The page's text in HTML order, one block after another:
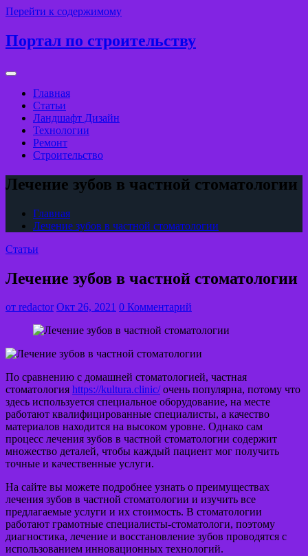
Перейти к содержимому
Портал по строительству
Главная
Статьи
Ландшафт Дизайн
Технологии
Ремонт
Строительство
Лечение зубов в частной стоматологии
Главная
Лечение зубов в частной стоматологии
Статьи
Лечение зубов в частной стоматологии
от redactor Окт 26, 2021 0 Комментарий
По сравнению с домашней стоматологией, частная
стоматология https://kultura.clinic/очень популярна, потому что
здесь используется специальное оборудование, на месте
работают квалифицированные специалисты, а качество
материалов находится на высоком уровне. Однако сам
процесс лечения зубов в частной стоматологии содержит
множество деталей, чтобы каждый пациент мог получить
точные и качественные услуги.
На сайте вы можете подробнее узнать о преимуществах
лечения зубов в частной стоматологии и изучить все
предлагаемые услуги и их стоимость. В стоматологии
работают грамотные специалисты-стоматологи, поэтому
диагностика, лечение и восстановление зубов проводятся с
использованием инновационных технологий.